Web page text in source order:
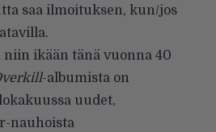
saa ilmoituksen, kun/jos
niin ikään tänä vuonna 40
-albumista on
lokakuussa uudet,
nauhoista